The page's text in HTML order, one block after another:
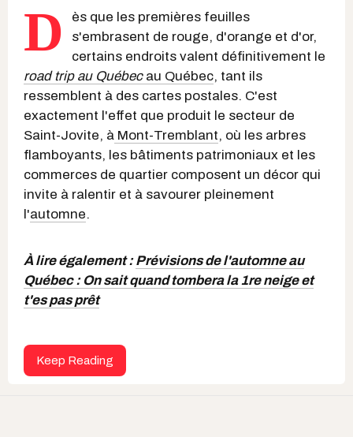
D
ès que les premières feuilles
s'embrasent de rouge, d'orange et d'or,
certains endroits valent définitivement le
road trip au Québecau Québec, tant ils
ressemblent à des cartes postales. C'est
exactement l'effet que produit le secteur de
Saint-Jovite, à Mont-Tremblant, où les arbres
flamboyants, les bâtiments patrimoniaux et les
commerces de quartier composent un décor qui
invite à ralentir et à savourer pleinement
l'automne.
À lire également :Prévisions de l'automne au
Québec : On sait quand tombera la 1re neige et
t'es pas prêt
Keep Reading